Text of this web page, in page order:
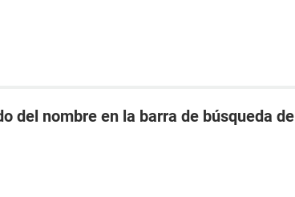
del nombre en la barra de búsqueda de